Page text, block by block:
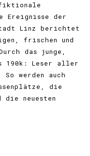
Ereignisse der
Linz berichtet
frischen und
das junge,
190k: Leser aller
werden auch
die
die neuesten